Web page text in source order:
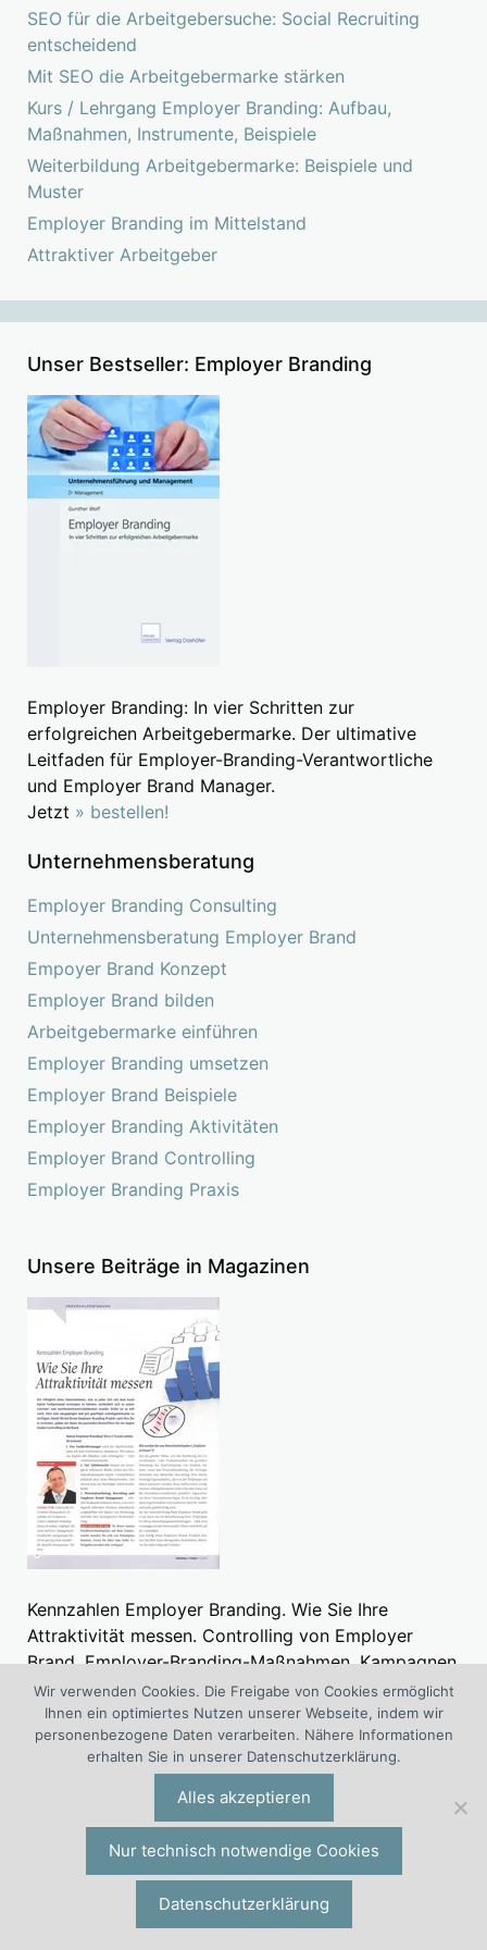
SEO für die Arbeitgebersuche: Social Recruiting
entscheidend
Mit SEO die Arbeitgebermarke stärken
Kurs / Lehrgang Employer Branding: Aufbau,
Maßnahmen, Instrumente, Beispiele
Weiterbildung Arbeitgebermarke: Beispiele und
Muster
Employer Branding im Mittelstand
Attraktiver Arbeitgeber
Unser Bestseller: Employer Branding
Employer Branding: In vier Schritten zur
erfolgreichen Arbeitgebermarke. Der ultimative
Leitfaden für Employer-Branding-Verantwortliche
und Employer Brand Manager.
Jetzt » bestellen!
Unternehmensberatung
Employer Branding Consulting
Unternehmensberatung Employer Brand
Empoyer Brand Konzept
Employer Brand bilden
Arbeitgebermarke einführen
Employer Branding umsetzen
Employer Brand Beispiele
Employer Branding Aktivitäten
Employer Brand Controlling
Employer Branding Praxis
Unsere Beiträge in Magazinen
Kennzahlen Employer Branding. Wie Sie Ihre
Attraktivität messen. Controlling von Employer
Brand, Employer-Branding-Maßnahmen, Kampagnen
und Kanälen. In: Personal im Fokus.
» Weitere Beiträge (kostenlos)
Veröffentlichungen
Checklisten Employer Branding
Employer Branding Fachbücher
Employer Branding Fachartikel
Employer Branding Veröffentlichungen
Employer Branding Videos
Wir verwenden Cookies. Die Freigabe von Cookies ermöglicht
Ihnen ein optimiertes Nutzen unserer Webseite, indem wir
personenbezogene Daten verarbeiten. Nähere Informationen
erhalten Sie in unserer Datenschutzerklärung.
Alles akzeptieren
Nur technisch notwendige Cookies
Datenschutzerklärung